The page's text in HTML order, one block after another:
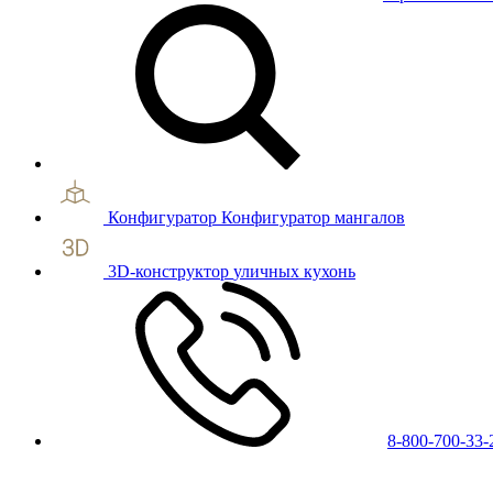
Конфигуратор Конфигуратор мангалов
3D-конструктор уличных кухонь
8-800-700-33-